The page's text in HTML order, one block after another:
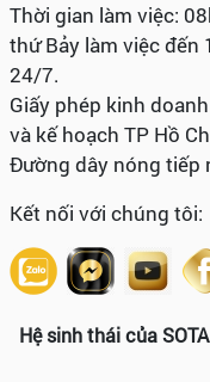
Thời gian làm việc:
thứ Bảy làm việc đến
24/7.
Giấy phép kinh
và kế hoạch TP Hồ
Đường dây nóng tiếp
Kết nối với chúng tôi:
Hệ sinh thái của SOTA